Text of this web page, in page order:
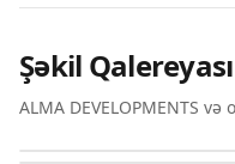
Şəkil Qalereyası
ALMA DEVELOPMENTS